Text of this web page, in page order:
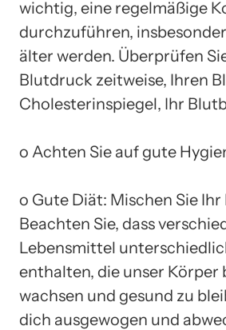
wichtig, eine regelmäßige
durchzuführen,
älter werden. Überprüfen
Blutdruck zeitweise, Ihren
Cholesterinspiegel, Ihr
o Achten Sie auf gute
o Gute Diät: Mischen Sie Ihr
Beachten Sie, dass
Lebensmittel
enthalten, die unser Körper
wachsen und gesund zu
dich ausgewogen und